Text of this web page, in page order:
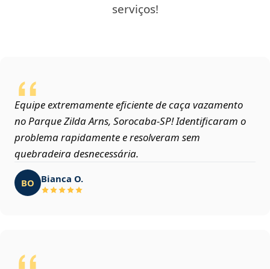
serviços!
Equipe extremamente eficiente de caça vazamento
no Parque Zilda Arns, Sorocaba‑SP! Identificaram o
problema rapidamente e resolveram sem
quebradeira desnecessária.
BO Bianca O.